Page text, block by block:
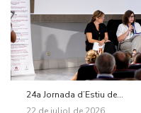
24a Jornada d’Estiu de...